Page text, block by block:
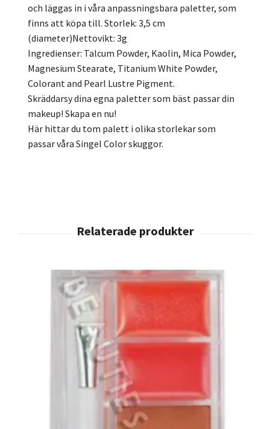
och läggas in i våra anpassningsbara paletter, som
finns att köpa till. Storlek: 3,5 cm
(diameter)Nettovikt: 3g
Ingredienser: Talcum Powder, Kaolin, Mica Powder,
Magnesium Stearate, Titanium White Powder,
Colorant and Pearl Lustre Pigment.
Skräddarsy dina egna paletter som bäst passar din
makeup! Skapa en nu!
Här hittar du tom palett i olika storlekar som
passar våra Singel Color skuggor.